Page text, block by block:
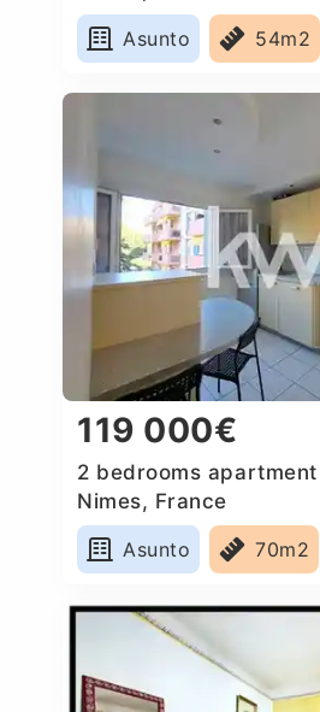
Asunto
54m2
119 000€
2 bedrooms
Nimes, France
Asunto
70m2